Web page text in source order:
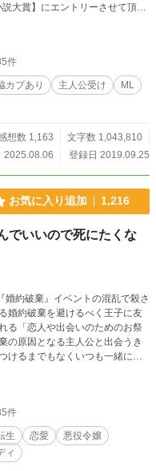
小説家になろう
ル※でも公開をしております。
すがNLカプも登場してきます。
件
カプあり 主人公受け
ML
想数 1,163
文字数 1,043,810
2025.08.06
登録日 2019.09.25
お気に入り追加 1,216
でいいので死にたくな
約破棄』イベントの混乱で殺さ
婚約破棄を避けるべく王子に友
の原因となる主人公と出会うき
血筋のハンサムな王子様を淑
向けるのはちょっと申し訳な
舞いに
の当
誰だ！？ その日の夜、
・・ ーーーーーーー
されんで良いので死にたくな
件
生 恋愛
悪役令嬢
ィ